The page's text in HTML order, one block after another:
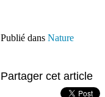
Publié dans Nature
Partager cet article